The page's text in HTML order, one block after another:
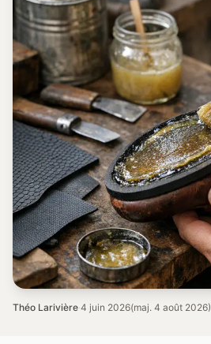
Théo Larivière·4 juin 2026(maj. 4 août 2026)